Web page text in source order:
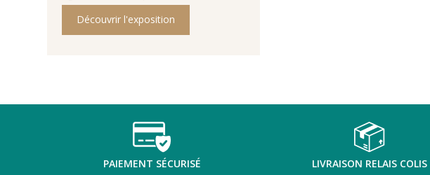
Découvrir l'exposition
PAIEMENT SÉCURISÉ LIVRAISON RELAIS COLIS